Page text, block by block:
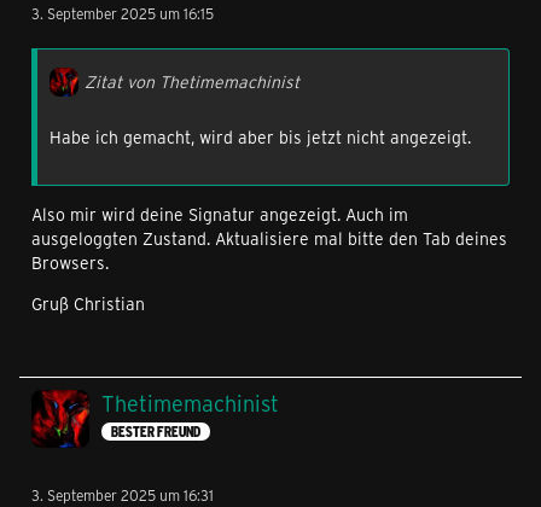
3. September 2025 um 16:15
Zitat von Thetimemachinist
Habe ich gemacht, wird aber bis jetzt nicht angezeigt.
Also mir wird deine Signatur angezeigt. Auch im
ausgeloggten Zustand. Aktualisiere mal bitte den Tab deines
Browsers.
Gruß Christian
Thetimemachinist
BESTER FREUND
3. September 2025 um 16:31